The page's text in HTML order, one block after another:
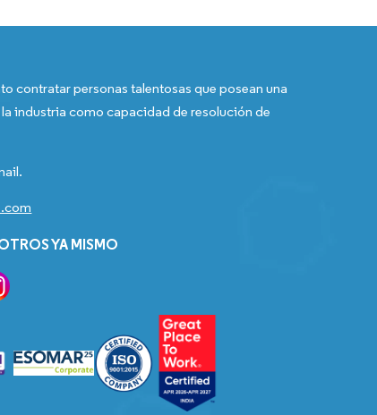
contratar personas talentosas que posean una
industria como capacidad de resolución de
YA MISMO